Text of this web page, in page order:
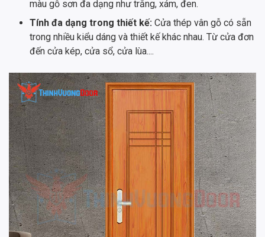
màu gỗ sơn đa dạng như trắng, xám, đen.
Tính đa dạng trong thiết kế: Cửa thép vân gỗ có sẵn
trong nhiều kiểu dáng và thiết kế khác nhau. Từ cửa đơn
đến cửa kép, cửa sổ, cửa lùa....